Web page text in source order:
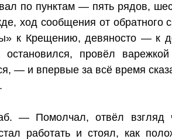
по пунктам — пять рядов,
ход сообщения от обратного
к Крещению, девяносто — к
провёл
— и впервые за всё время
— Помолчал, отвёл взгляд
работать и стоял, как